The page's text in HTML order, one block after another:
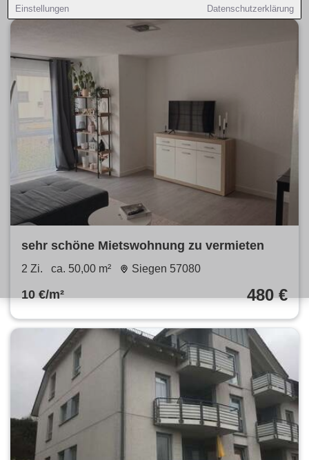
Einstellungen Datenschutzerklärung
sehr schöne Mietswohnung zu vermieten
2 Zi. ca. 50,00 m² Siegen 57080
10 €/m² 480 €